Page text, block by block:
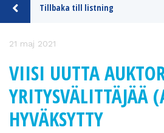
Tillbaka till listning
21 maj 2021
VIISI UUTTA
YRITYSVÄLITTÄJÄÄ
HYVÄKSYTTY